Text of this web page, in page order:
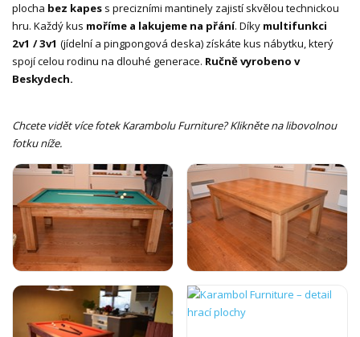
plocha bez kapes s precizními mantinely zajistí skvělou technickou
hru. Každý kus moříme a lakujeme na přání. Díky multifunkci
2v1 / 3v1 (jídelní a pingpongová deska) získáte kus nábytku, který
spojí celou rodinu na dlouhé generace. Ručně vyrobeno v
Beskydech.
Chcete vidět více fotek Karambolu Furniture? Klikněte na libovolnou
fotku níže.